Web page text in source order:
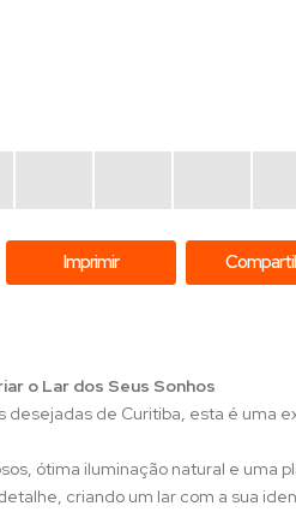
Imprimir
o Lar dos Seus Sonhos
desejadas de Curitiba, esta é uma
ótima iluminação natural e uma
criando um lar com a sua